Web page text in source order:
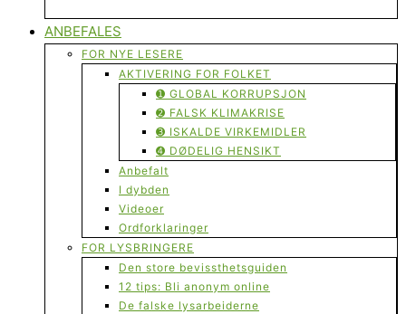
ANBEFALES
FOR NYE LESERE
AKTIVERING FOR FOLKET
➊ GLOBAL KORRUPSJON
➋ FALSK KLIMAKRISE
➌ ISKALDE VIRKEMIDLER
➍ DØDELIG HENSIKT
Anbefalt
I dybden
Videoer
Ordforklaringer
FOR LYSBRINGERE
Den store bevissthetsguiden
12 tips: Bli anonym online
De falske lysarbeiderne